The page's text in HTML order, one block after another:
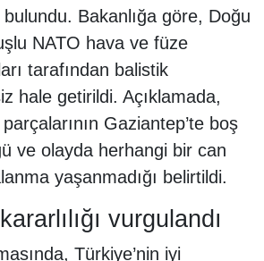
bulundu. Bakanlığa göre, Doğu
NATO hava ve füze
tarafından balistik
hale getirildi. Açıklamada,
Gaziantep’te boş
ve olayda herhangi bir can
yaşanmadığı belirtildi.
vurgulandı
Türkiye’nin iyi